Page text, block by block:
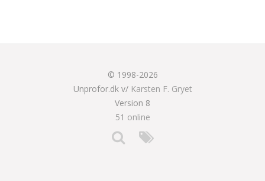
© 1998-2026
Unprofor.dk v/ Karsten F. Gryet
Version 8
51 online